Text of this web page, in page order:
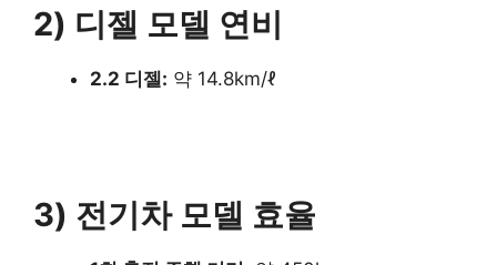
2) 디젤 모델 연비
2.2 디젤: 약 14.8km/ℓ
3) 전기차 모델 효율